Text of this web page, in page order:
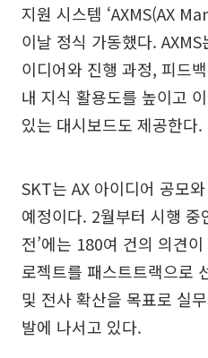
지원 시스템 ‘AXMS(AX
이날 정식 가동했다.
이디어와 진행 과정, 피드
내 지식 활용도를 높이고
있는 대시보드도 제공한다.
SKT는 AX 아이디어 공모
예정이다. 2월부터 시행 중
전’에는 180여 건의 의견
로젝트를 패스트트랙으로
및 전사 확산을 목표로 실
발에 나서고 있다.